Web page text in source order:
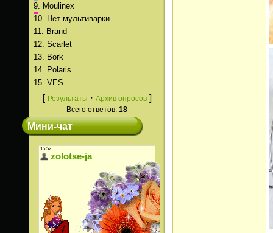
9.
Moulinex
10.
Нет мультиварки
11.
Brand
12. Scarlet
13.
Bork
14.
Polaris
15. VES
[ Результаты · Архив опросов]
Всего ответов: 18
Мини-чат